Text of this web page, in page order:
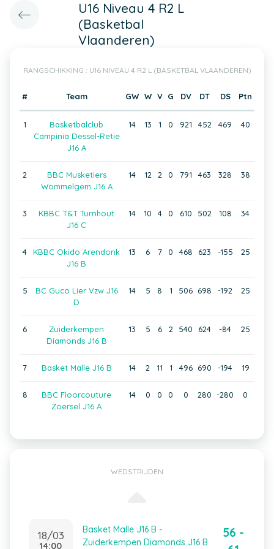
U16 Niveau 4 R2 L
(Basketbal
Vlaanderen)
RANGSCHIKKING : U16 NIVEAU 4 R2 L (BASKETBAL VLAANDEREN)
# Team GW W V G DV DT DS Ptn
1
Basketbalclub
Campinia Dessel-Retie
J16 A
14 13 1 0 921 452 469 40
2
BBC Musketiers
Wommelgem J16 A
14 12 2 0 791 463 328 38
3
KBBC T&T Turnhout
J16 C
14 10 4 0 610 502 108 34
4
KBBC Okido Arendonk
J16 B
13 6 7 0 468 623 -155 25
5
BC Guco Lier Vzw J16
D
14 5 8 1 506 698 -192 25
6
Zuiderkempen
Diamonds J16 B
13 5 6 2 540 624 -84 25
7 Basket Malle J16 B 14 2 11 1 496 690 -194 19
8
BBC Floorcouture
Zoersel J16 A
14 0 0 0 0 280 -280 0
WEDSTRIJDEN
18/03
14:00
Basket Malle J16 B -
Zuiderkempen Diamonds J16 B
56 -